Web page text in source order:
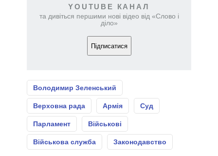
YOUTUBE КАНАЛ
та дивіться першими нові відео від «Слово і
діло»
Підписатися
Володимир Зеленський
Верховна рада Армія Суд
Парламент Військові
Військова служба Законодавство